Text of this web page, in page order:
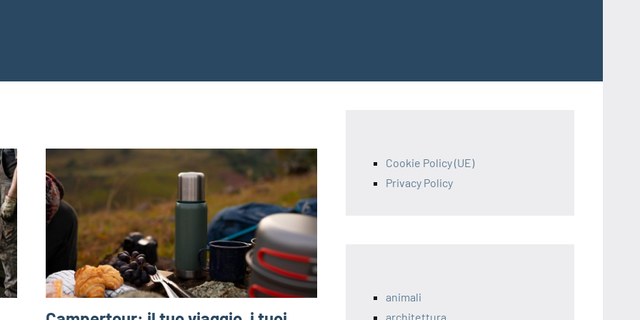
Cookie Policy (UE)
Privacy Policy
animali
architettura